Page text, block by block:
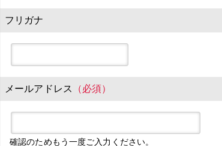
フリガナ
メールアドレス （必須）
確認のためもう一度ご入力ください。